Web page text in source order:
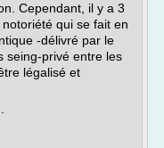
Cependant, il y a 3
qui se fait en
-délivré par le
seing-privé entre les
légalisé et